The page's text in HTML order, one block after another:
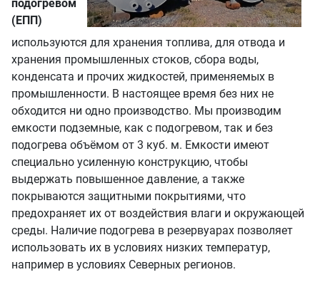
подогревом
(ЕПП)
используются для хранения топлива, для отвода и
хранения промышленных стоков, сбора воды,
конденсата и прочих жидкостей, применяемых в
промышленности. В настоящее время без них не
обходится ни одно производство. Мы производим
емкости подземные, как с подогревом, так и без
подогрева объёмом от 3 куб. м. Емкости имеют
специально усиленную конструкцию, чтобы
выдержать повышенное давление, а также
покрываются защитными покрытиями, что
предохраняет их от воздействия влаги и окружающей
среды. Наличие подогрева в резервуарах позволяет
использовать их в условиях низких температур,
например в условиях Северных регионов.